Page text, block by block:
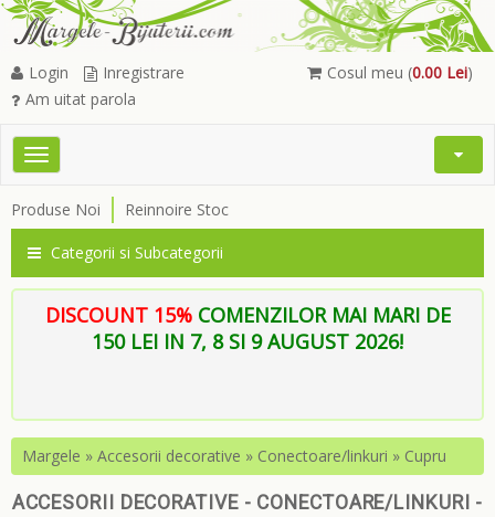
Cosul meu (0.00 Lei)
Login
Inregistrare
Am uitat parola
Toggle
Open
Produse Noi Reinnoire Stoc
Categorii si Subcategorii
DISCOUNT 15% COMENZILOR MAI MARI DE
150 LEI IN 7, 8 SI 9 AUGUST 2026!
Margele » Accesorii decorative » Conectoare/linkuri » Cupru
ACCESORII DECORATIVE - CONECTOARE/LINKURI -